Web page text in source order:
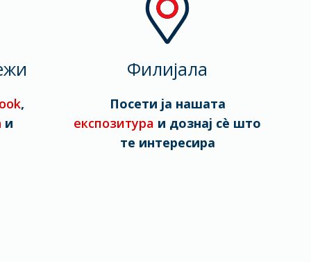
,
и
Филијала
Посети ја нашата
експозитура и дознај сè што
те интересира